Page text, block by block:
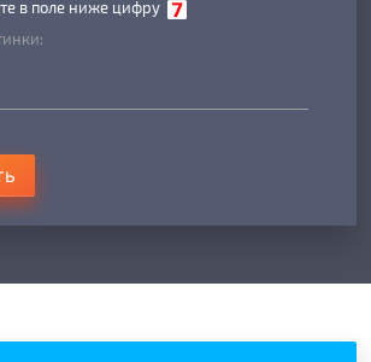
в поле ниже цифру